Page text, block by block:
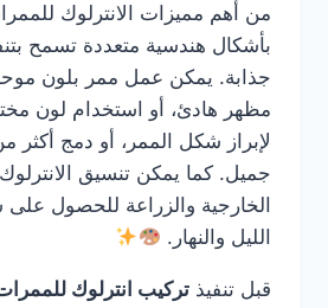
من أهم مميزات الانترلوك
بأشكال هندسية متعددة تسمح
جذابة. يمكن عمل ممر بلون
مظهر هادئ، أو استخدام لون
لإبراز شكل الممر، أو دمج
جميل. كما يمكن تنسيق
الخارجية والزراعة للحصول
الليل والنهار.
قبل تنفيذ تركيب انترلوك